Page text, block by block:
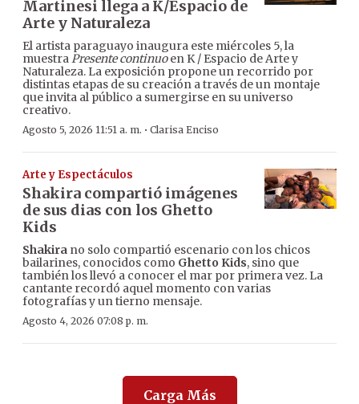
Martinesi llega a K/Espacio de
Arte y Naturaleza
El artista paraguayo inaugura este miércoles 5, la
muestraPresente continuoen K / Espacio de Arte y
Naturaleza. La exposición propone un recorrido por
distintas etapas de su creación a través de un montaje
que invita al público a sumergirse en su universo
creativo.
Agosto 5, 2026 11:51 a. m. · Clarisa Enciso
Arte y Espectáculos
Shakira compartió imágenes
de sus dias con los Ghetto
Kids
Shakira no solo compartió escenario con los chicos
bailarines, conocidos como Ghetto Kids, sino que
también los llevó a conocer el mar por primera vez. La
cantante recordó aquel momento con varias
fotografías y un tierno mensaje.
Agosto 4, 2026 07:08 p. m.
Carga Más